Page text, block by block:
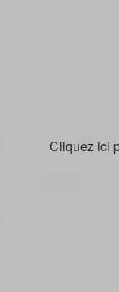
Cliquez ici